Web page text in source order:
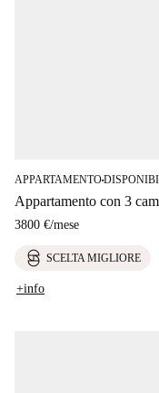
APPARTAMENTO■
Appartamento con 3
3800 €/mese
SCELTA MIGLIORE
+info